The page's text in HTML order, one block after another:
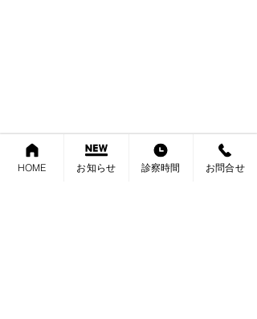
HOME お知らせ 診察時間 お問合せ